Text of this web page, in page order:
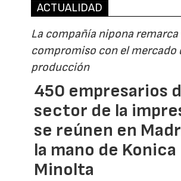
ACTUALIDAD
La compañía nipona remarca
compromiso con el mercado
producción
450 empresarios
sector de la
se reúnen en
la mano de Konica
Minolta